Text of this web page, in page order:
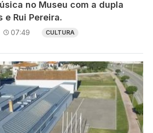
no Museu com a dupla
e Rui Pereira.
07:49 CULTURA